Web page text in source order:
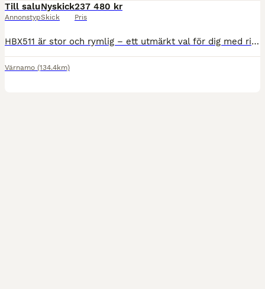
Till salu
Annonstyp
Nyskick
Skick
237 480 kr
Pris
HBX511 är stor och rymlig – ett utmärkt val för dig med riktigt stora hästar! Hästsläpet har stora främre överluckor på bägge sidor fram för att kunna ge hästen maximal ventilation vid väntan i släpe
Värnamo (134.4km)